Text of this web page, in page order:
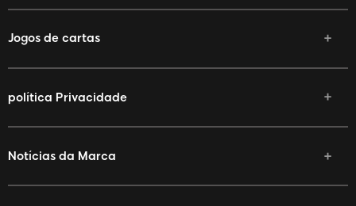
Jogos de cartas
política Privacidade
Notícias da Marca